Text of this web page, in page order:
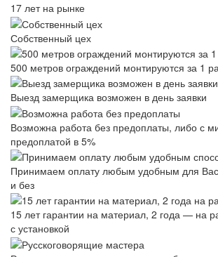
17 лет на рынке
Собственный цех
500 метров ограждений монтируются за 1
Выезд замерщика возможен в день заявки
Возможна работа без предоплаты, либо с
предоплатой в 5%
Принимаем оплату любым удобным для
и без
15 лет гарантии на материал, 2 года — на
с установкой